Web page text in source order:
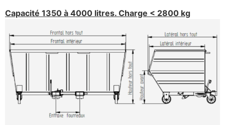
Capacité 1350 à 4000 litres. Charge < 2800 kg